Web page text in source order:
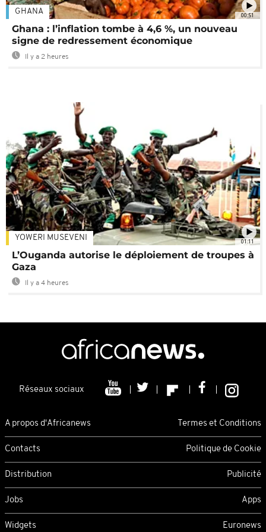
00:51
GHANA
Ghana : l’inflation tombe à 4,6 %, un nouveau
signe de redressement économique
Il y a 2 heures
01:11
YOWERI MUSEVENI
L’Ouganda autorise le déploiement de troupes à
Gaza
Il y a 4 heures
Réseaux sociaux
A propos d'Africanews Termes et Conditions
Contacts Politique de Cookie
Distribution Publicité
Jobs Apps
Widgets Euronews